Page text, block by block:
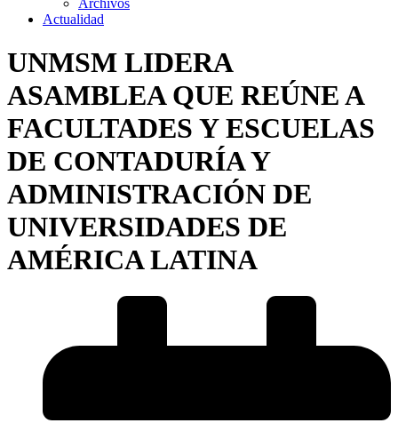
Archivos
Actualidad
UNMSM LIDERA
ASAMBLEA QUE REÚNE A
FACULTADES Y ESCUELAS
DE CONTADURÍA Y
ADMINISTRACIÓN DE
UNIVERSIDADES DE
AMÉRICA LATINA